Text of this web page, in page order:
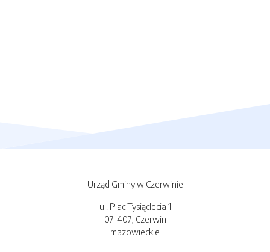
Urząd Gminy w Czerwinie
ul. Plac Tysiąclecia 1
07-407, Czerwin
mazowieckie